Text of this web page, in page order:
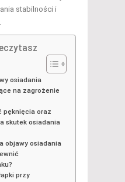
stabilności i
osiadania
na zagrożenie
pęknięcia oraz
skutek osiadania
objawy osiadania
przy